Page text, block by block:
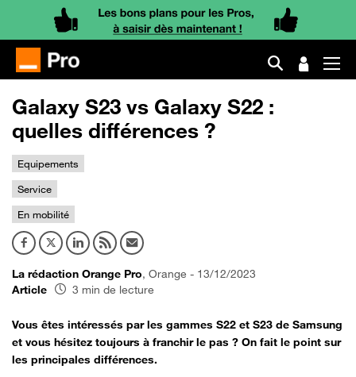
Galaxy S23 vs Galaxy S22 :
quelles différences ?
Equipements
Service
En mobilité
La rédaction Orange Pro, Orange - 13/12/2023
Article
3 min de lecture
Vous êtes intéressés par les gammes S22 et S23 de Samsung
et vous hésitez toujours à franchir le pas ? On fait le point sur
les principales différences.